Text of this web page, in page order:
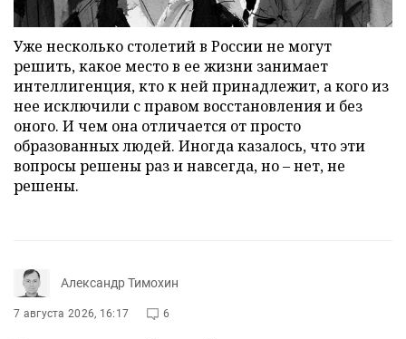
Уже несколько столетий в России не могут
решить, какое место в ее жизни занимает
интеллигенция, кто к ней принадлежит, а кого из
нее исключили с правом восстановления и без
оного. И чем она отличается от просто
образованных людей. Иногда казалось, что эти
вопросы решены раз и навсегда, но – нет, не
решены.
Александр Тимохин
7 августа 2026, 16:17 6